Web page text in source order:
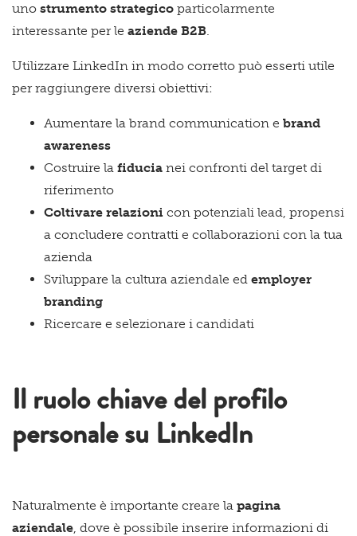
uno strumento strategico particolarmente
interessante per le aziende B2B
Utilizzare LinkedIn in modo corretto può esserti utile
per raggiungere diversi obiettivi:
Aumentare la brand communication e brand
awareness
Costruire la fiducia nei confronti del target di
riferimento
Coltivare relazioni con potenziali lead, propensi
a concludere contratti e collaborazioni con la tua
azienda
Sviluppare la cultura aziendale ed employer
branding
Ricercare e selezionare i candidati
Il ruolo chiave del profilo
personale su LinkedIn
Naturalmente è importante creare la pagina
aziendale , dove è possibile inserire informazioni di